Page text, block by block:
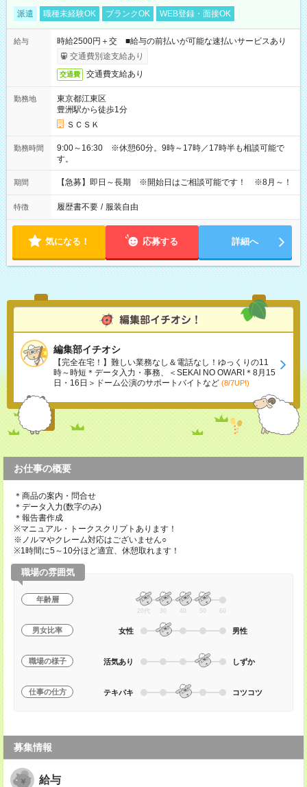
派遣 職種未経験OK ブランクOK WEB登録・面接OK
給与
時給2500円＋交 ■給与の前払いが可能な速払いサービスあり
交通費別途支給あり
交通費 交通費支給あり
勤務地
東京都江東区
豊洲駅から徒歩1分
ＳＣＳＫ
勤務時間
9:00～16:30 ※休憩60分。9時～17時／17時半も相談可能で
す。
期間 【急募】即日～長期 ※開始日はご相談可能です！ ※8月～！
特徴 履歴書不要 / 服装自由
気になる！ 応募する 詳細へ
編集部イチオシ
【完全在宅！】難しい業務なし＆電話なし！ゆっくりの11
時～時短＊データ入力・事務、＜SEKAI NO OWARI＊8月15
日・16日＞ドーム公演のサポートバイトなど (8/7UP!)
お仕事の概要
＊商品の案内・問合せ
＊データ入力(数字のみ)
＊報告書作成
※マニュアル・トークスクリプトあります！
※ノルマやクレーム対応はございません○
※1時間に5～10分ほど適宜、休憩取れます！
職場の雰囲気
年齢層
20代 30 40 50 60
男女比率 女性 男性
職場の様子 活気あり しずか
仕事の仕方 テキパキ コツコツ
募集情報
給与